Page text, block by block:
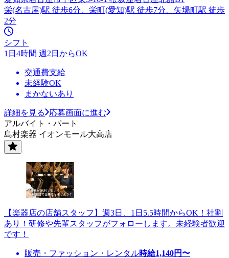
栄(名古屋)駅 徒歩6分、栄町(愛知)駅 徒歩7分、矢場町駅 徒歩
2分
シフト
1日4時間 週2日からOK
交通費支給
未経験OK
まかないあり
詳細を見る
応募画面に進む
アルバイト・パート
島村楽器 イオンモール大高店
【楽器店の店舗スタッフ】週3日、1日5.5時間からOK！社割
あり！研修や先輩スタッフがフォローします。未経験者歓迎
です！
販売・ファッション・レンタル時給1,140円〜